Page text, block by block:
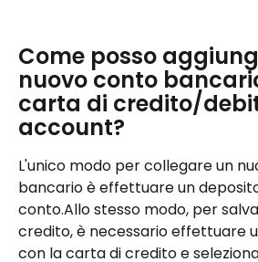
Come posso
nuovo conto
carta di credito/
account?
L'unico modo per collegare un
bancario è effettuare un
conto.Allo stesso modo, per
credito, è necessario effettuare
con la carta di credito e